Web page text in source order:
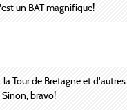
un BAT magnifique!
Tour de Bretagne et
bravo!